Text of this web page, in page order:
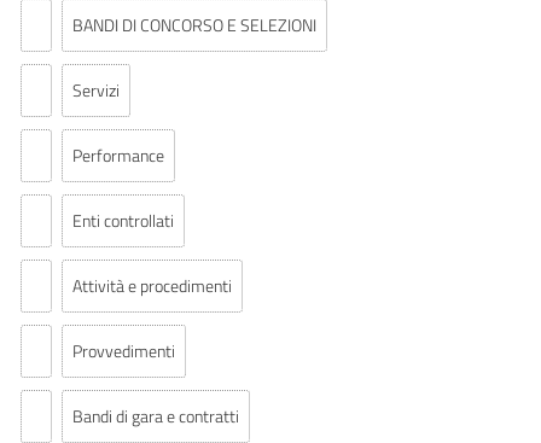
BANDI DI CONCORSO E SELEZIONI
Servizi
Performance
Enti controllati
Attività e procedimenti
Provvedimenti
Bandi di gara e contratti